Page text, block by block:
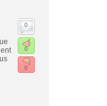
0
0
0